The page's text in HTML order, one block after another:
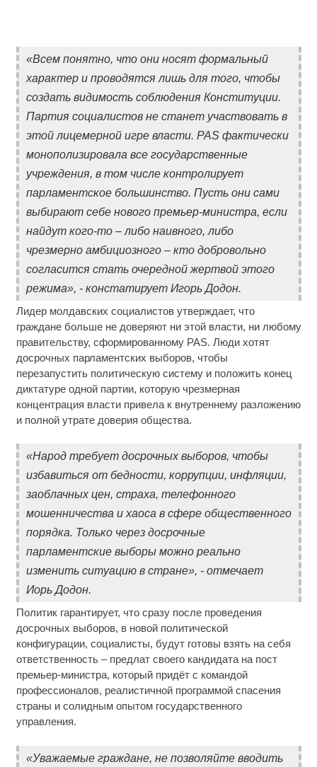
«Всем понятно, что они носят формальный
характер и проводятся лишь для того, чтобы
создать видимость соблюдения Конституции.
Партия социалистов не станет участвовать в
этой лицемерной игре власти. PAS фактически
монополизировала все государственные
учреждения, в том числе контролирует
парламентское большинство. Пусть они сами
выбирают себе нового премьер-министра, если
найдут кого-то – либо наивного, либо
чрезмерно амбициозного – кто добровольно
согласится стать очередной жертвой этого
режима», - констатирует Игорь Додон.
Лидер молдавских социалистов утверждает, что
граждане больше не доверяют ни этой власти, ни любому
правительству, сформированному PAS. Люди хотят
досрочных парламентских выборов, чтобы
перезапустить политическую систему и положить конец
диктатуре одной партии, которую чрезмерная
концентрация власти привела к внутреннему разложению
и полной утрате доверия общества.
«Народ требует досрочных выборов, чтобы
избавиться от бедности, коррупции, инфляции,
заоблачных цен, страха, телефонного
мошенничества и хаоса в сфере общественного
порядка. Только через досрочные
парламентские выборы можно реально
изменить ситуацию в стране», - отмечает
Иорь Додон.
Политик гарантирует, что сразу после проведения
досрочных выборов, в новой политической
конфигурации, социалисты, будут готовы взять на себя
ответственность – предлат своего кандидата на пост
премьер-министра, который придёт с командой
профессионалов, реалистичной программой спасения
страны и солидным опытом государственного
управления.
«Уважаемые граждане, не позволяйте вводить